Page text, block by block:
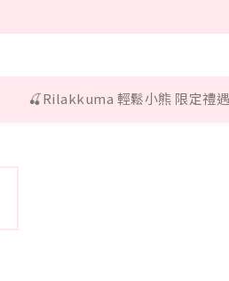
🍒Rilakkuma 輕鬆小熊 限定禮